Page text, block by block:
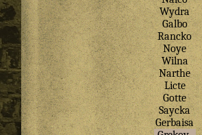
Wydra
Galbo
Rancko
Noye
Wilna
Narthe
Licte
Gotte
Saycka
Gerbaisa